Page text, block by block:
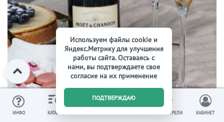
Красивые бокалы — центральный элемент сервировки
ИНФО КАТАЛОГ
0
ВЫ СМОТРЕЛИ КАБИНЕТ
Используем файлы cookie и
Яндекс.Метрику для улучшения
работы сайта. Оставаясь с
нами, вы подтверждаете свое
согласие на их применение
ПОДТВЕРЖДАЮ